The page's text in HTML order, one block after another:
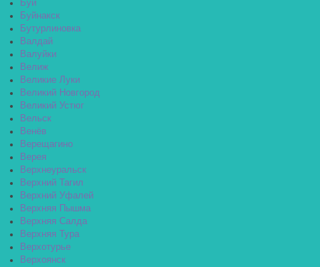
Буй
Буйнакск
Бутурлиновка
Валдай
Валуйки
Велиж
Великие Луки
Великий Новгород
Великий Устюг
Вельск
Венёв
Верещагино
Верея
Верхнеуральск
Верхний Тагил
Верхний Уфалей
Верхняя Пышма
Верхняя Салда
Верхняя Тура
Верхотурье
Верхоянск